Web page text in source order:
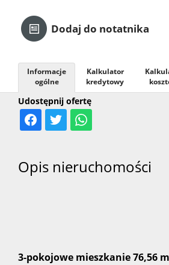
Dodaj do notatnika
Udostępnij ofertę
Informacje
ogólne
Kalkulator
kredytowy
Opis nieruchomości
3-pokojowe mieszkanie 76,56